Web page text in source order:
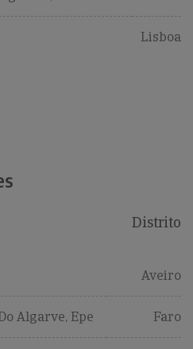
Lisboa
Distrito
Aveiro
Algarve, Epe Faro